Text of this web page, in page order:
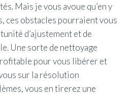
Mais je vous avoue qu’en y
ces obstacles pourraient vous
d’ajustement et de
Une sorte de nettoyage
pour vous libérer et
sur la résolution
vous en tirerez une